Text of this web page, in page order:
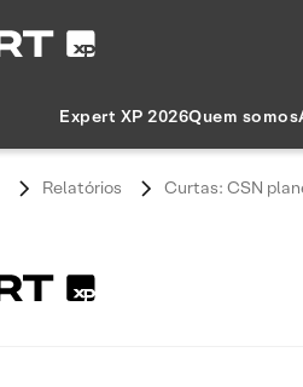
Expert XP 2026Quem somos
Relatórios Curtas: CSN